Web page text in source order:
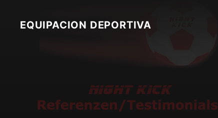
contentEQUIPACION DEPORTIVA